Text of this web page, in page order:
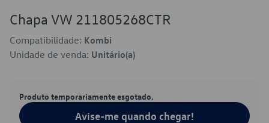
Chapa VW 211805268CTR
Compatibilidade: Kombi
Unidade de venda: Unitário(a)
Produto temporariamente esgotado.
Avise-me quando chegar!